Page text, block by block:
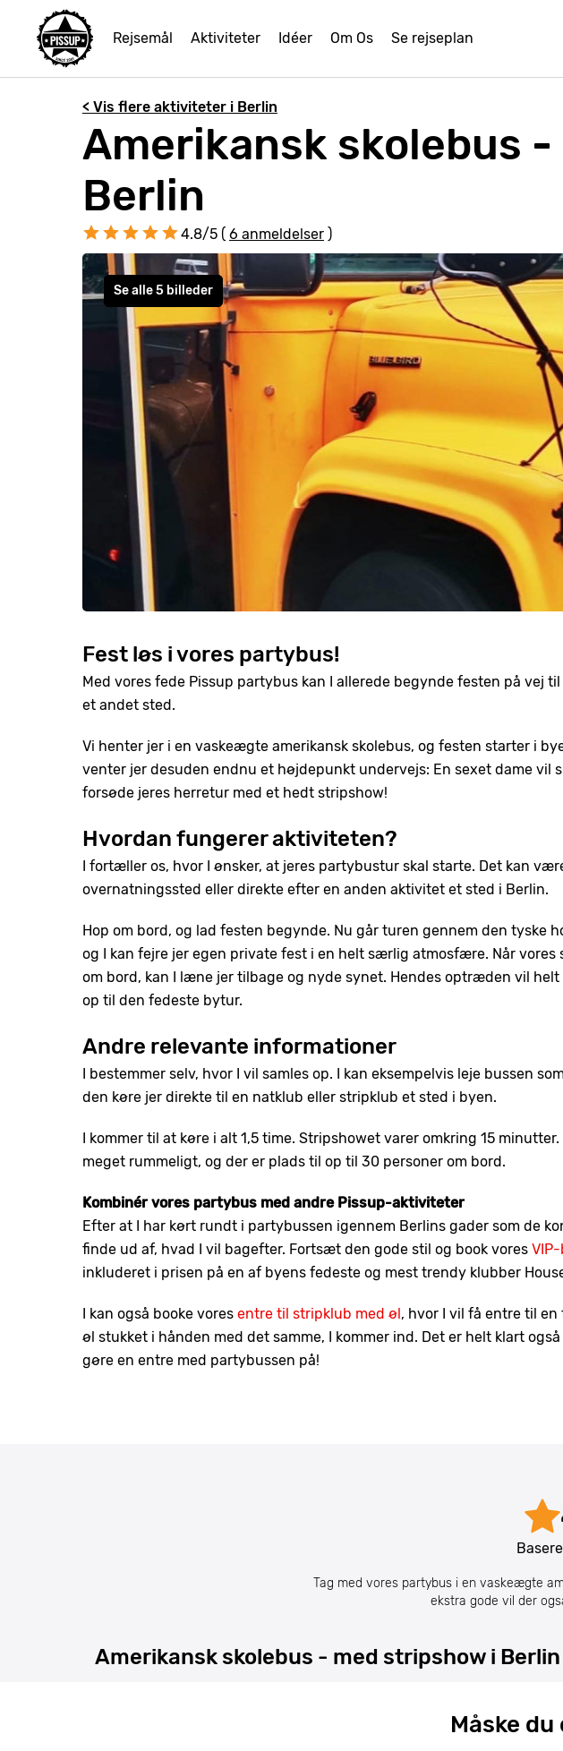
Rejsemål Aktiviteter Idéer Om Os Se rejseplan
< Vis flere aktiviteter i Berlin
Amerikansk skolebus
Berlin
4.8/5 ( 6 anmeldelser )
Se alle 5 billeder
Fest løs i vores partybus!
Med vores fede Pissup partybus kan I allerede begynde festen på vej
et andet sted.
Vi henter jer i en vaskeægte amerikansk skolebus, og festen starter i
venter jer desuden endnu et højdepunkt undervejs: En sexet dame vil
forsøde jeres herretur med et hedt stripshow!
Hvordan fungerer aktiviteten?
I fortæller os, hvor I ønsker, at jeres partybustur skal starte. Det kan
overnatningssted eller direkte efter en anden aktivitet et sted i Berlin.
Hop om bord, og lad festen begynde. Nu går turen gennem den tyske
og I kan fejre jer egen private fest i en helt særlig atmosfære. Når vores
om bord, kan I læne jer tilbage og nyde synet. Hendes optræden vil helt
op til den fedeste bytur.
Andre relevante informationer
I bestemmer selv, hvor I vil samles op. I kan eksempelvis leje bussen
den køre jer direkte til en natklub eller stripklub et sted i byen.
I kommer til at køre i alt 1,5 time. Stripshowet varer omkring 15
meget rummeligt, og der er plads til op til 30 personer om bord.
Kombinér vores partybus med andre Pissup-aktiviteter
Efter at I har kørt rundt i partybussen igennem Berlins gader som de
finde ud af, hvad I vil bagefter. Fortsæt den gode stil og book vores
inkluderet i prisen på en af byens fedeste og mest trendy klubber
I kan også booke vores entre til stripklub med øl, hvor I vil få entre til
øl stukket i hånden med det samme, I kommer ind. Det er helt klart
gøre en entre med partybussen på!
Tag med vores partybus i en vaskeægte
ekstra gode vil der
Amerikansk skolebus - med stripshow i Berlin
Måske